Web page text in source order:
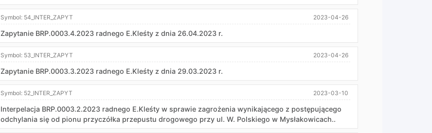
Symbol: 54_INTER_ZAPYT 2023-04-26
Zapytanie BRP.0003.4.2023 radnego E.Kleśty z dnia 26.04.2023 r.
Symbol: 53_INTER_ZAPYT 2023-04-26
Zapytanie BRP.0003.3.2023 radnego E.Kleśty z dnia 29.03.2023 r.
Symbol: 52_INTER_ZAPYT 2023-03-10
Interpelacja BRP.0003.2.2023 radnego E.Kleśty w sprawie zagrożenia wynikającego z postępującego
odchylania się od pionu przyczółka przepustu drogowego przy ul. W. Polskiego w Mysłakowicach..